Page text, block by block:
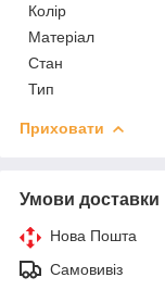
Колір
Матеріал
Стан
Тип
Приховати
Умови доставки
Нова Пошта
Самовивіз